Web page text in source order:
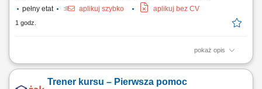
pełny etat
aplikuj szybko aplikuj bez CV
1 godz.
pokaż opis
ЗВАРЮВАЛЬНИКИ - зварювання напівавтоматом MAG 135 всі
уміння читати технічний рисунок; монтаж металоконструкцій;
Trener kursu – Pierwsza pomoc